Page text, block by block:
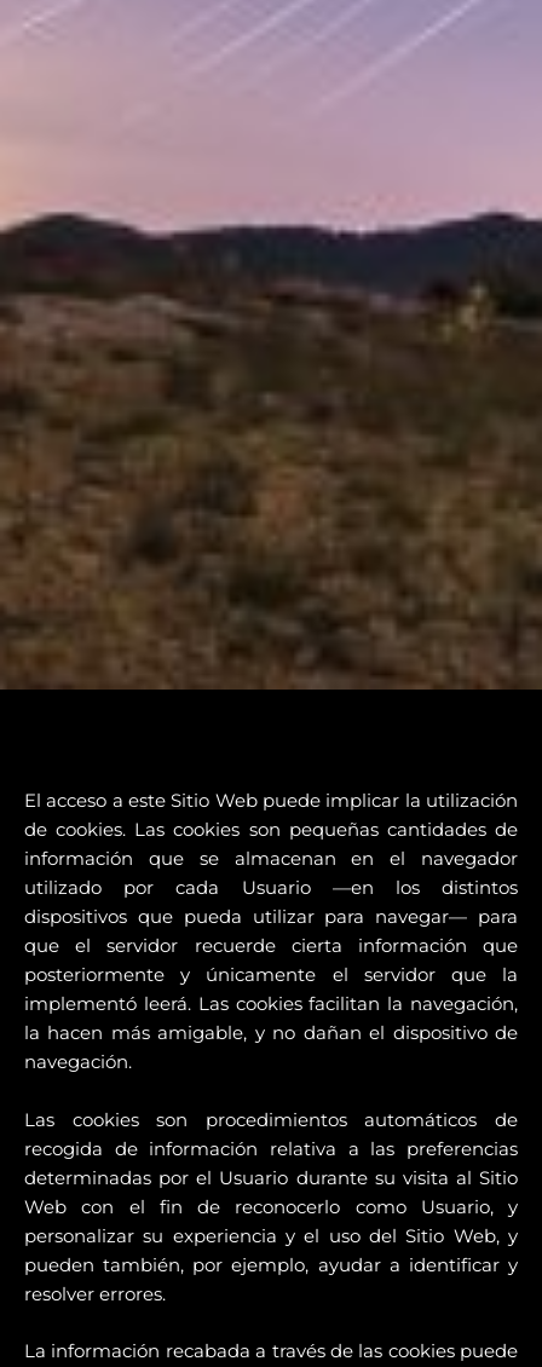
El acceso a este Sitio Web puede implicar la utilización
de cookies. Las cookies son pequeñas cantidades de
información que se almacenan en el navegador
utilizado por cada Usuario —en los distintos
dispositivos que pueda utilizar para navegar— para
que el servidor recuerde cierta información que
posteriormente y únicamente el servidor que la
implementó leerá. Las cookies facilitan la navegación,
la hacen más amigable, y no dañan el dispositivo de
navegación.
Las cookies son procedimientos automáticos de
recogida de información relativa a las preferencias
determinadas por el Usuario durante su visita al Sitio
Web con el fin de reconocerlo como Usuario, y
personalizar su experiencia y el uso del Sitio Web, y
pueden también, por ejemplo, ayudar a identificar y
resolver errores.
La información recabada a través de las cookies puede